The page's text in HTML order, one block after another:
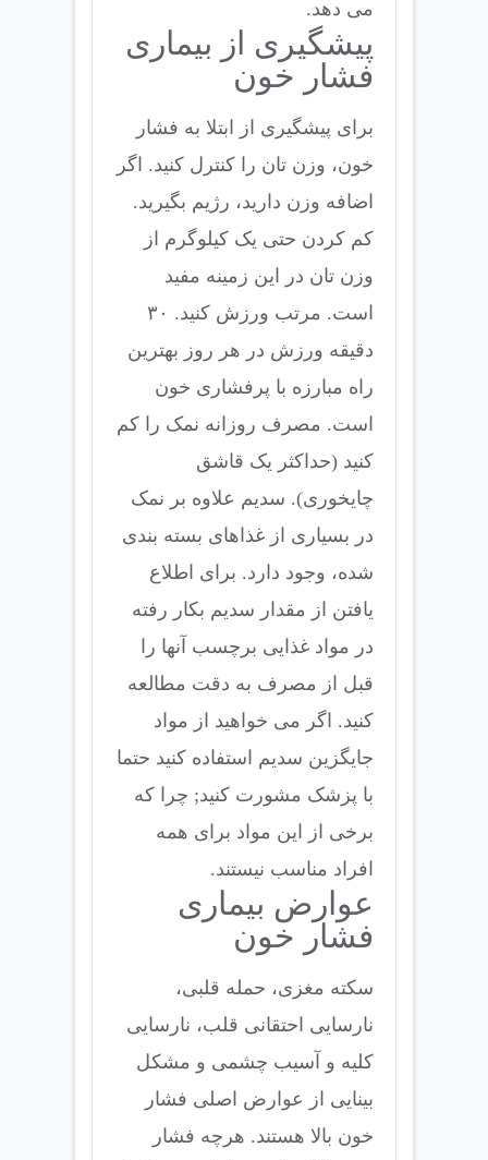
می دهد.
پیشگیری از بیماری
فشار خون
برای پیشگیری از ابتلا به فشار
خون، وزن تان را کنترل کنید. اگر
اضافه وزن دارید، رژیم بگیرید.
کم کردن حتی یک کیلوگرم از
وزن تان در این زمینه مفید
است. مرتب ورزش کنید. ۳۰
دقیقه ورزش در هر روز بهترین
راه مبارزه با پرفشاری خون
است. مصرف روزانه نمک را کم
کنید (حداکثر یک قاشق
چایخوری). سدیم علاوه بر نمک
در بسیاری از غذاهای بسته بندی
شده، وجود دارد. برای اطلاع
یافتن از مقدار سدیم بکار رفته
در مواد غذایی برچسب آنها را
قبل از مصرف به دقت مطالعه
کنید. اگر می خواهید از مواد
جایگزین سدیم استفاده کنید حتما
با پزشک مشورت کنید; چرا که
برخی از این مواد برای همه
افراد مناسب نیستند.
عوارض بیماری
فشار خون
سکته مغزی، حمله قلبی،
نارسایی احتقانی قلب، نارسایی
کلیه و آسیب چشمی و مشکل
بینایی از عوارض اصلی فشار
خون بالا هستند. هرچه فشار